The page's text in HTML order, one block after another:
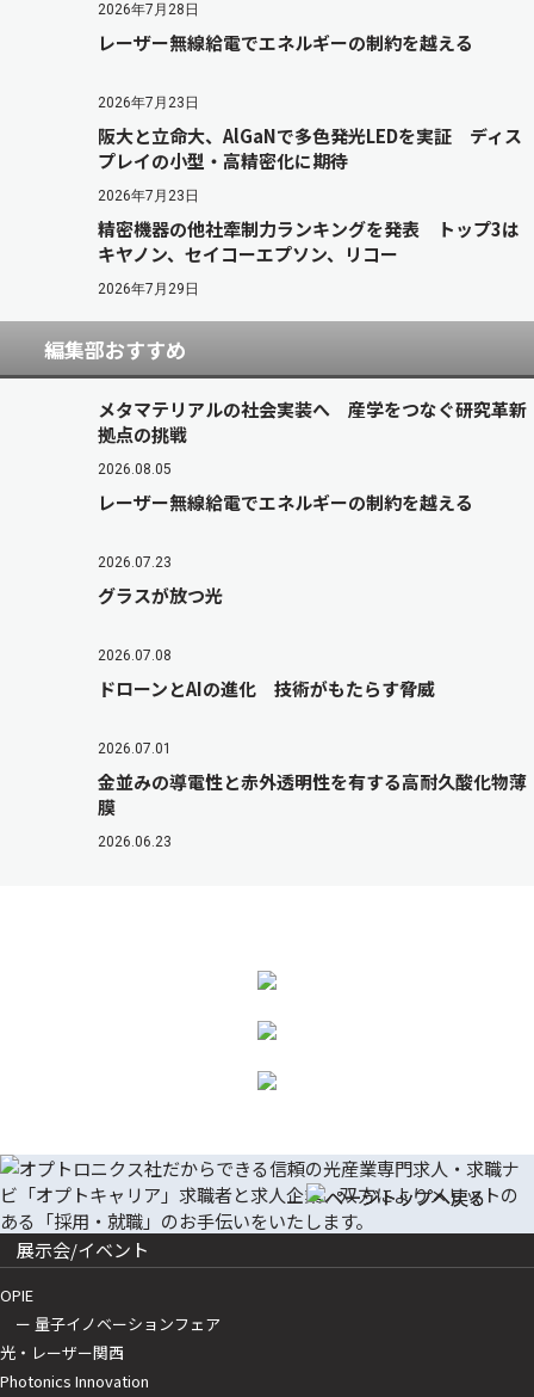
2026年7月28日
レーザー無線給電でエネルギーの制約を越える
2026年7月23日
阪大と立命大、AlGaNで多色発光LEDを実証 ディス
プレイの小型・高精密化に期待
2026年7月23日
精密機器の他社牽制力ランキングを発表 トップ3は
キヤノン、セイコーエプソン、リコー
2026年7月29日
編集部おすすめ
メタマテリアルの社会実装へ 産学をつなぐ研究革新
拠点の挑戦
2026.08.05
レーザー無線給電でエネルギーの制約を越える
2026.07.23
グラスが放つ光
2026.07.08
ドローンとAIの進化 技術がもたらす脅威
2026.07.01
金並みの導電性と赤外透明性を有する高耐久酸化物薄
膜
2026.06.23
展示会/イベント
OPIE
ー 量子イノベーションフェア
光・レーザー関西
Photonics Innovation